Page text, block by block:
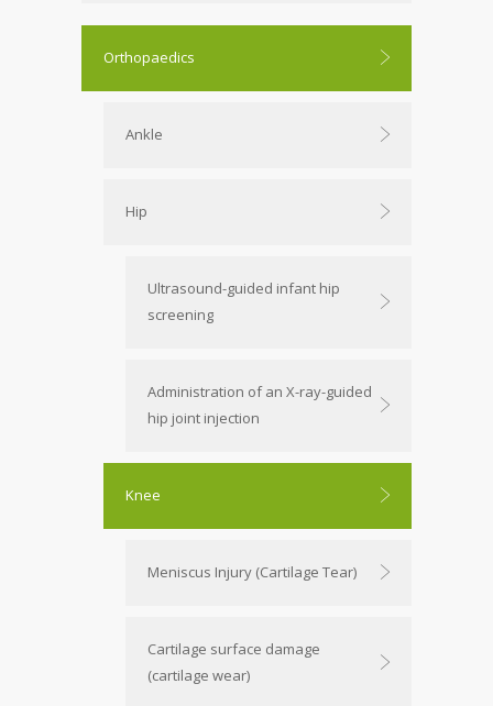
Orthopaedics
Ankle
Hip
Ultrasound-guided infant hip
screening
Administration of an X-ray-guided
hip joint injection
Knee
Meniscus Injury (Cartilage Tear)
Cartilage surface damage
(cartilage wear)